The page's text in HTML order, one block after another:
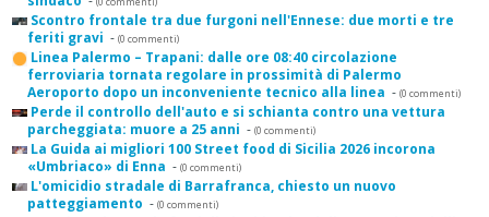
Scontro frontale tra due furgoni nell'Ennese: due morti e tre
feriti gravi - (0 commenti)
Linea Palermo – Trapani: dalle ore 08:40 circolazione
ferroviaria tornata regolare in prossimità di Palermo
Aeroporto dopo un inconveniente tecnico alla linea - (0 commenti)
Perde il controllo dell'auto e si schianta contro una vettura
parcheggiata: muore a 25 anni - (0 commenti)
La Guida ai migliori 100 Street food di Sicilia 2026 incorona
«Umbriaco» di Enna - (0 commenti)
L'omicidio stradale di Barrafranca, chiesto un nuovo
patteggiamento - (0 commenti)